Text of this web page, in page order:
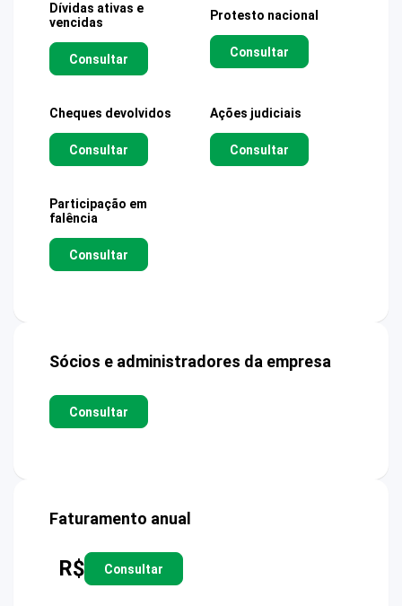
Dívidas ativas e
vencidas
Consultar
Protesto nacional
Consultar
Cheques devolvidos
Consultar
Ações judiciais
Consultar
Participação em
falência
Consultar
Sócios e administradores da empresa
Consultar
Faturamento anual
R$ Consultar